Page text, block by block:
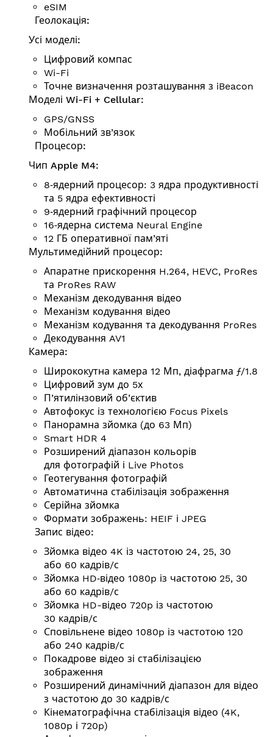
eSIM
Геолокація:
Усі моделі:
Цифровий компас
Wi-Fi
Точне визначення розта­шу­вання з iBeacon
Моделі Wi-Fi + Cellular:
GPS/GNSS
Мобільний зв’язок
Процесор:
Чип Apple M4:
8‑ядерний процесор: 3 ядра продуктивності
та 5 ядра ефективності
9‑ядерний графічний процесор
16‑ядерна система Neural Engine
12 ГБ оперативної пам’яті
Мульти­медій­ний процесор:
Апаратне прискорення H.264, HEVC, ProRes
та ProRes RAW
Механізм декодування відео
Механізм кодування відео
Механізм кодування та декодування ProRes
Декодування AV1
Камера:
Ширококутна камера 12 Мп, діафрагма ƒ/1.8
Цифровий зум до 5х
П’ятилінзовий об’єктив
Автофокус із технологією Focus Pixels
Панорамна зйомка (до 63 Мп)
Smart HDR 4
Розширений діапазон кольорів
для фотографій і Live Photos
Геотегування фотографій
Автоматична стабілізація зображення
Серійна зйомка
Формати зображень: HEIF і JPEG
Запис відео:
Зйомка відео 4K із частотою 24, 25, 30
або 60 кадрів/с
Зйомка HD‑відео 1080p із частотою 25, 30
або 60 кадрів/с
Зйомка HD-відео 720p із частотою
30 кадрів/с
Сповільнене відео 1080p із частотою 120
або 240 кадрів/с
Покадрове відео зі стабілізацією
зображення
Розширений динамічний діапазон для відео
з частотою до 30 кадрів/с
Кінемато­графічна стабілізація відео (4K,
1080p і 720p)